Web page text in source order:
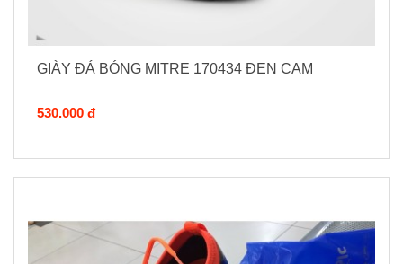
GIÀY ĐÁ BÓNG MITRE 170434 ĐEN CAM
530.000 đ